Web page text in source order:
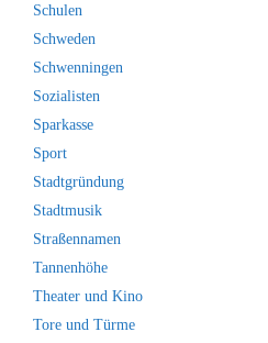
Schulen
Schweden
Schwenningen
Sozialisten
Sparkasse
Sport
Stadtgründung
Stadtmusik
Straßennamen
Tannenhöhe
Theater und Kino
Tore und Türme